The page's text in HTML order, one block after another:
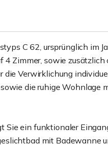
C 62, ursprünglich im
Zimmer, sowie zusätzlich
die Verwirklichung
die ruhige Wohnlage
Sie ein funktionaler
mit Badewanne